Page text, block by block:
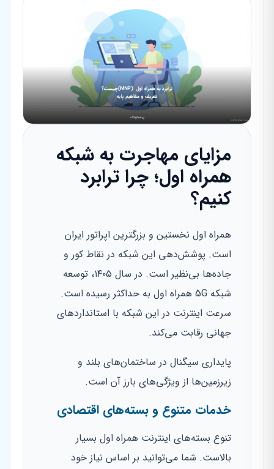
مزایای مهاجرت به شبکه
همراه اول؛ چرا ترابرد
کنیم؟
همراه اول نخستین و بزرگترین اپراتور ایران
است. پوشش‌دهی این شبکه در نقاط کور و
جاده‌ها بی‌نظیر است. در سال ۱۴۰۵، توسعه
شبکه 5G همراه اول به حداکثر رسیده است.
سرعت اینترنت در این شبکه با استانداردهای
جهانی رقابت می‌کند.
پایداری سیگنال در ساختمان‌های بلند و
زیرزمین‌ها از ویژگی‌های بارز آن است.
خدمات متنوع و بسته‌های اقتصادی
تنوع بسته‌های اینترنت همراه اول بسیار
بالاست. شما می‌توانید بر اساس نیاز خود